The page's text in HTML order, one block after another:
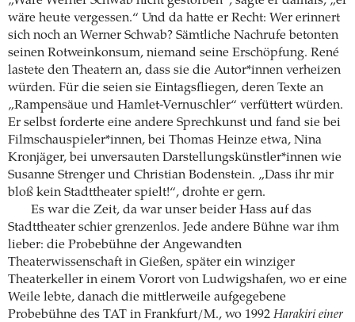
wäre heute vergessen.“ Und da hatte er Recht: Wer erinnert
sich noch an Werner Schwab? Sämtliche Nachrufe betonten
seinen Rotweinkonsum, niemand seine Erschöpfung. René
lastete den Theatern an, dass sie die Autor*innen verheizen
würden. Für die seien sie Eintagsfliegen, deren Texte an
„Rampensäue und Hamlet-Vernuschler“ verfüttert würden.
Er selbst forderte eine andere Sprechkunst und fand sie bei
Filmschauspieler*innen, bei Thomas Heinze etwa, Nina
Kronjäger, bei unversauten Darstellungskünstler*innen wie
Susanne Strenger und Christian Bodenstein. „Dass ihr mir
bloß kein Stadttheater spielt!“, drohte er gern.
Es war die Zeit, da war unser beider Hass auf das
Stadttheater schier grenzenlos. Jede andere Bühne war ihm
lieber: die Probebühne der Angewandten
Theaterwissenschaft in Gießen, später ein winziger
Theaterkeller in einem Vorort von Ludwigshafen, wo er eine
Weile lebte, danach die mittlerweile aufgegebene
Probebühne des TAT in Frankfurt/M., wo 1992 Harakiri einer